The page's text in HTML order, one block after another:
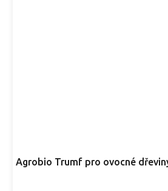
Agrobio Trumf pro ovocné